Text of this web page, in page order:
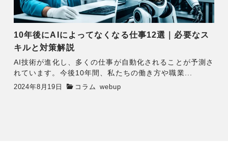
10年後にAIによってなくなる仕事12選｜必要なス
キルと対策解説
AI技術が進化し、多くの仕事が自動化されることが予測さ
れています。今後10年間、私たちの働き方や職業...
2024年8月19日
コラム webup